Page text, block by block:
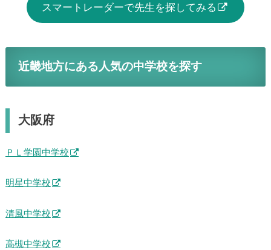
スマートレーダーで先生を探してみる
近畿地方にある人気の中学校を探す
大阪府
ＰＬ学園中学校
明星中学校
清風中学校
高槻中学校